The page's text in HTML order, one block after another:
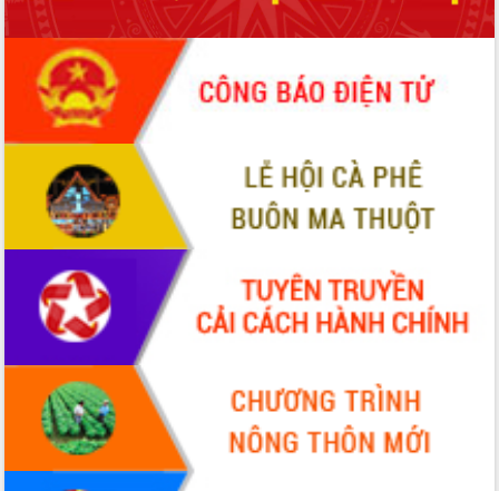
VIDEO
Không có file video nào để phát.
ALBUM ẢNH